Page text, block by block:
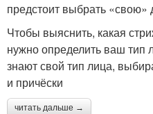
предстоит выбрать
Чтобы выяснить, какая
нужно определить ваш тип
знают свой тип лица,
и причёски
читать дальше →